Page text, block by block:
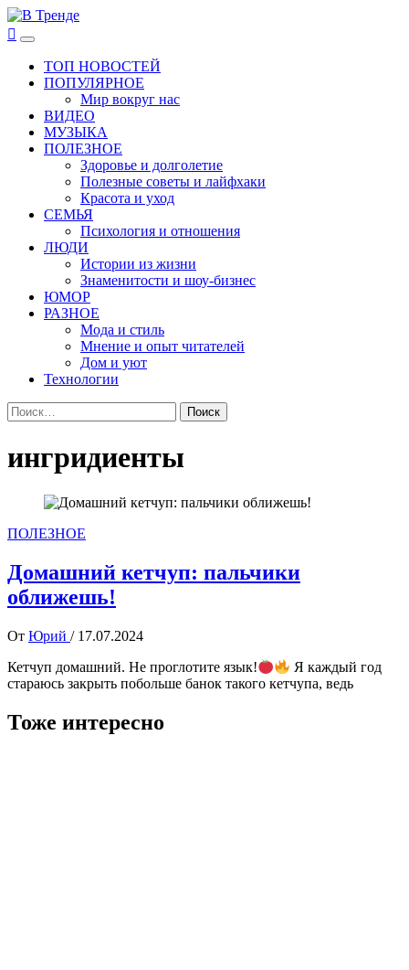
Перейти
к
содержимому
В Тренде
Самые свежие новости интернета
Основное
менюТОП НОВОСТЕЙ
ПОПУЛЯРНОЕ
Мир вокруг нас
ВИДЕО
МУЗЫКА
ПОЛЕЗНОЕ
Здоровье и долголетие
Полезные советы и лайфхаки
Красота и уход
СЕМЬЯ
Психология и отношения
ЛЮДИ
Истории из жизни
Знаменитости и шоу-бизнес
ЮМОР
РАЗНОЕ
Мода и стиль
Мнение и опыт читателей
Дом и уют
Технологии
Найти:
ингридиенты
ПОЛЕЗНОЕ
Домашний кетчуп: пальчики
оближешь!
От Юрий / 17.07.2024
Кетчуп домашний. Не проглотите язык!
Я каждый год
стараюсь закрыть побольше банок такого кетчупа, ведь
Тоже интересно